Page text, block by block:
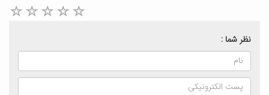
نظر شما :